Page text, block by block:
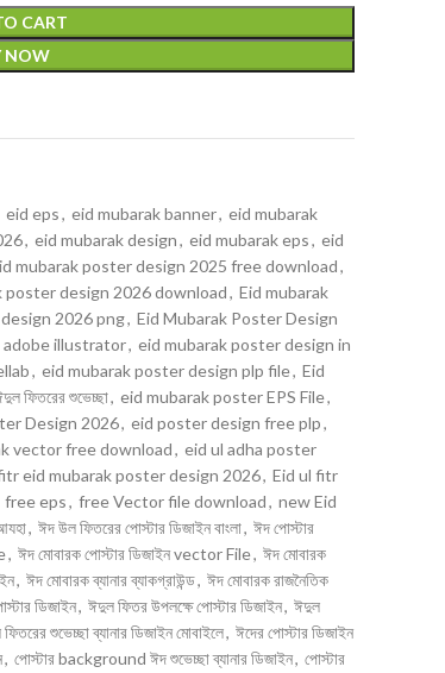
CART
NOW
eid eps, eid mubarak banner, eid mubarak
, eid mubarak design, eid mubarak eps, eid
mubarak poster design 2025 free download,
poster design 2026 download, Eid mubarak
2026 png, Eid Mubarak Poster Design
adobe illustrator, eid mubarak poster design in
, eid mubarak poster design plp file, Eid
ফিতরের শুভেচ্ছা, eid mubarak poster EPS File,
Design 2026, eid poster design free plp,
vector free download, eid ul adha poster
eid mubarak poster design 2026, Eid ul fitr
free eps, free Vector file download, new Eid
, ঈদ উল ফিতরের পোস্টার ডিজাইন বাংলা, ঈদ পোস্টার
, ঈদ মোবারক পোস্টার ডিজাইন vector File, ঈদ মোবারক
, ঈদ মোবারক ব্যানার ব্যাকগ্রাউন্ড, ঈদ মোবারক রাজনৈতিক
ডিজাইন, ঈদুল ফিতর উপলক্ষে পোস্টার ডিজাইন, ঈদুল
শুভেচ্ছা ব্যানার ডিজাইন মোবাইলে, ঈদের পোস্টার ডিজাইন
, পোস্টার background ঈদ শুভেচ্ছা ব্যানার ডিজাইন, পোস্টার